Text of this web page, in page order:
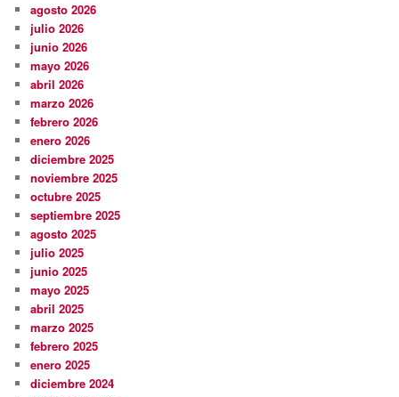
agosto 2026
julio 2026
junio 2026
mayo 2026
abril 2026
marzo 2026
febrero 2026
enero 2026
diciembre 2025
noviembre 2025
octubre 2025
septiembre 2025
agosto 2025
julio 2025
junio 2025
mayo 2025
abril 2025
marzo 2025
febrero 2025
enero 2025
diciembre 2024